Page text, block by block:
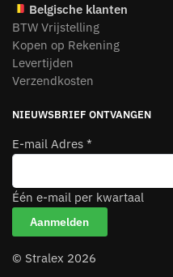
Belgische klanten
BTW Vrijstelling
Kopen op Rekening
Levertijden
Verzendkosten
NIEUWSBRIEF ONTVANGEN
E-mail Adres *
Één e-mail per kwartaal
© Stralex 2026